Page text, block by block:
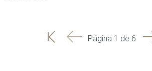
'
'
Página 1 de 6